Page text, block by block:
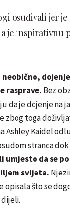
osuđivali jer je
je inspirativnu
neobično,
rasprave. Bez
da je dojenje na
zbog toga
Ashley Kaidel
stranca
umjesto da se
svijeta.
opisala što se
dijeli.